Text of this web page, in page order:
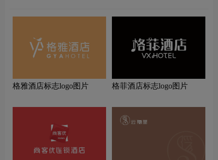
格雅酒店标志logo图片 格菲酒店标志logo图片